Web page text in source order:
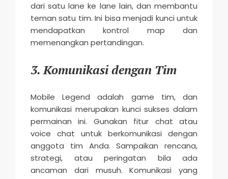
dari satu lane ke lane lain, dan membantu
teman satu tim. Ini bisa menjadi kunci untuk
mendapatkan kontrol map dan
memenangkan pertandingan.
3. Komunikasi dengan Tim
Mobile Legend adalah game tim, dan
komunikasi merupakan kunci sukses dalam
permainan ini. Gunakan fitur chat atau
voice chat untuk berkomunikasi dengan
anggota tim Anda. Sampaikan rencana,
strategi, atau peringatan bila ada
ancaman dari musuh. Komunikasi yang